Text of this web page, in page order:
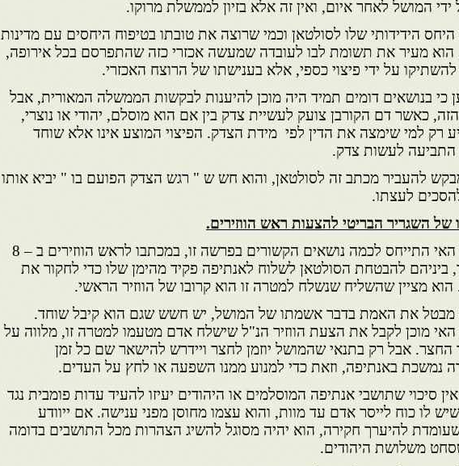
המושל לאחר איום, ואין זה אלא בזיון לממשלת מרוקו.
הידידותי שלו לסולטאן וכמי שרוצה את טובתו בטיפוח היחסים עם מדינות
הוא מעיר את תשומת לבו לעובדה שמעשה אכזרי כזה שהתפרסם בכל אירופה,
להשתיקו על ידי פיצוי כספי, אלא בענישתו של הרוצח האכזרי.
כי בנושאים דומים תמיד היה מוכן להיענות לבקשות הממשלה המאורית, אבל
כאשר דם הקורבן צועק לעשיית צדק בין אם הוא מוסלם, יהודי או נוצרי,
רק למי שימצה את הדין לפי מידת הצדק. הפיצוי המוצע אינו אלא שוחד
התביעה לעשות צדק.
להעביר מכתב זה לסולטאן, והוא חש ש " רגש הצדק הפועם בו " יביא אותו
לעצתו.
של השגריר הבריטי להצעות ראש הווזירים.
דרומונד האי התייחס לכמה נושאים הקשורים בפרשה זו, במכתבו לראש הווזירים ב – 8
ביניהם להבטחת הסולטאן לשלוח לאנתיפה פקיד מהימן שלו כדי לחקור את
הוא מציין שהשליח שנשלח למטרה זו הוא קרובו של הווזיר הראשי.
מבטל את האמת בדבר אשמתו של המושל, יש חשש שגם הוא קיבל שוחד.
האי מוכן לקבל את הצעת הווזיר הנ"ל שישלח אדם מטעמו למטרה זו, מלווה על
החצר. אבל רק בתנאי שהמושל יוזמן לחצר ויידרש להישאר שם כל זמן
נמשכת באנתיפה, וזאת כדי למנוע ממנו השפעה או לחץ על העדים.
סיכוי שתושבי אנתיפה המוסלמים או היהודים יעיזו להעיד עדות פומבית נגד
לו כוח לייסר אדם עד מוות, והוא עצמו מחוסן מפני ענישה. אם ייוודע
להיערך חקירה, הוא יהיה מסוגל להשיג הצהרות מכל התושבים בדומה
משלושת היהודים.